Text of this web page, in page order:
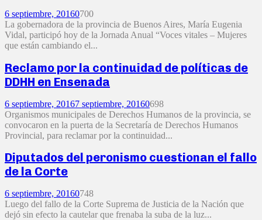
6 septiembre, 20160700
La gobernadora de la provincia de Buenos Aires, María Eugenia
Vidal, participó hoy de la Jornada Anual “Voces vitales – Mujeres
que están cambiando el...
Reclamo por la continuidad de políticas de
DDHH en Ensenada
6 septiembre, 20167 septiembre, 20160698
Organismos municipales de Derechos Humanos de la provincia, se
convocaron en la puerta de la Secretaría de Derechos Humanos
Provincial, para reclamar por la continuidad...
Diputados del peronismo cuestionan el fallo
de la Corte
6 septiembre, 20160748
Luego del fallo de la Corte Suprema de Justicia de la Nación que
dejó sin efecto la cautelar que frenaba la suba de la luz...